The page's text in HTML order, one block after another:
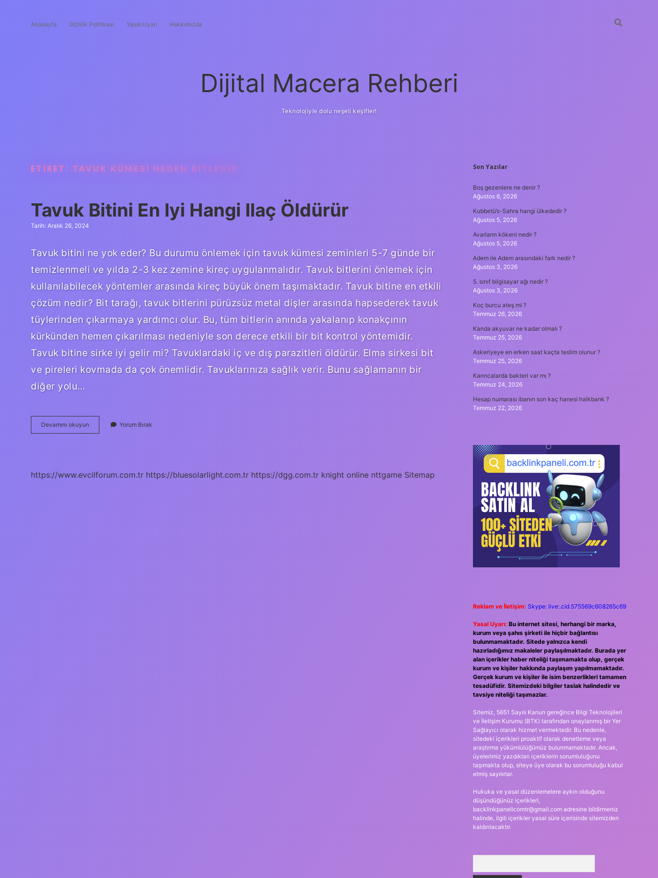
Anasayfa Gizlilik Politikası Yasal Uyarı Hakkımızda
Dijital Macera Rehberi
Teknolojiyle dolu neşeli keşifler!
ETIKET: TAVUK KÜMESI NEDEN BITLENIR
Tavuk Bitini En Iyi Hangi Ilaç Öldürür
Tarih: Aralık 26, 2024
Tavuk bitini ne yok eder? Bu durumu önlemek için tavuk kümesi zeminleri 5-7 günde bir
temizlenmeli ve yılda 2-3 kez zemine kireç uygulanmalıdır. Tavuk bitlerini önlemek için
kullanılabilecek yöntemler arasında kireç büyük önem taşımaktadır. Tavuk bitine en etkili
çözüm nedir? Bit tarağı, tavuk bitlerini pürüzsüz metal dişler arasında hapsederek tavuk
tüylerinden çıkarmaya yardımcı olur. Bu, tüm bitlerin anında yakalanıp konakçının
kürkünden hemen çıkarılması nedeniyle son derece etkili bir bit kontrol yöntemidir.
Tavuk bitine sirke iyi gelir mi? Tavuklardaki iç ve dış parazitleri öldürür. Elma sirkesi bit
ve pireleri kovmada da çok önemlidir. Tavuklarınıza sağlık verir. Bunu sağlamanın bir
diğer yolu…
Devamını okuyun
Bitini
Öldürür
Yorum Bırak
https://www.evcilforum.com.tr https://bluesolarlight.com.tr https://dgg.com.tr knight online nttgame Sitemap
SIDEBAR
Son Yazılar
Boş gezenlere ne denir ?
Ağustos 6, 2026
Kubbetü’s-Sahra hangi ülkededir ?
Ağustos 5, 2026
Avarların kökeni nedir ?
Ağustos 5, 2026
Adem ile Adem arasındaki fark nedir ?
Ağustos 3, 2026
5. sınıf bilgisayar ağı nedir ?
Ağustos 3, 2026
Koç burcu ateş mi ?
Temmuz 26, 2026
Kanda akyuvar ne kadar olmalı ?
Temmuz 25, 2026
Askeriyeye en erken saat kaçta teslim olunur ?
Temmuz 25, 2026
Karıncalarda bakteri var mı ?
Temmuz 24, 2026
Hesap numarası ibanın son kaç hanesi halkbank ?
Temmuz 22, 2026
Reklam ve İletişim: Skype: live:.cid.575569c608265c69
Yasal Uyarı: Bu internet sitesi, herhangi bir marka,
kurum veya şahıs şirketi ile hiçbir bağlantısı
bulunmamaktadır. Sitede yalnızca kendi
hazırladığımız makaleler paylaşılmaktadır. Burada yer
alan içerikler haber niteliği taşımamakta olup, gerçek
kurum ve kişiler hakkında paylaşım yapılmamaktadır.
Gerçek kurum ve kişiler ile isim benzerlikleri tamamen
tesadüfidir. Sitemizdeki bilgiler taslak halindedir ve
tavsiye niteliği taşımazlar.
Sitemiz, 5651 Sayılı Kanun gereğince Bilgi Teknolojileri
ve İletişim Kurumu (BTK) tarafından onaylanmış bir Yer
Sağlayıcı olarak hizmet vermektedir. Bu nedenle,
sitedeki içerikleri proaktif olarak denetleme veya
araştırma yükümlülüğümüz bulunmamaktadır. Ancak,
üyelerimiz yazdıkları içeriklerin sorumluluğunu
taşımakta olup, siteye üye olarak bu sorumluluğu kabul
etmiş sayılırlar.
Hukuka ve yasal düzenlemelere aykırı olduğunu
düşündüğünüz içerikleri,
backlinkpanelicomtr@gmail.comadresine bildirmeniz
halinde, ilgili içerikler yasal süre içerisinde sitemizden
kaldırılacaktır.